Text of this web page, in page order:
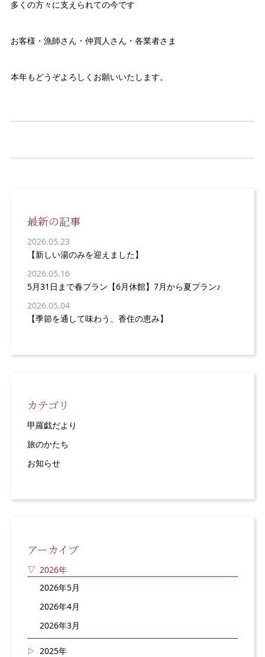
多くの方々に支えられての今です
お客様・漁師さん・仲買人さん・各業者さま
本年もどうぞよろしくお願いいたします。
最新の記事
2026.05.23
【新しい湯のみを迎えました】
2026.05.16
5月31日まで春プラン【6月休館】7月から夏プラン♪
2026.05.04
【季節を通して味わう、香住の恵み】
カテゴリ
甲羅戯だより
旅のかたち
お知らせ
アーカイブ
2026年
2026年5月
2026年4月
2026年3月
2025年